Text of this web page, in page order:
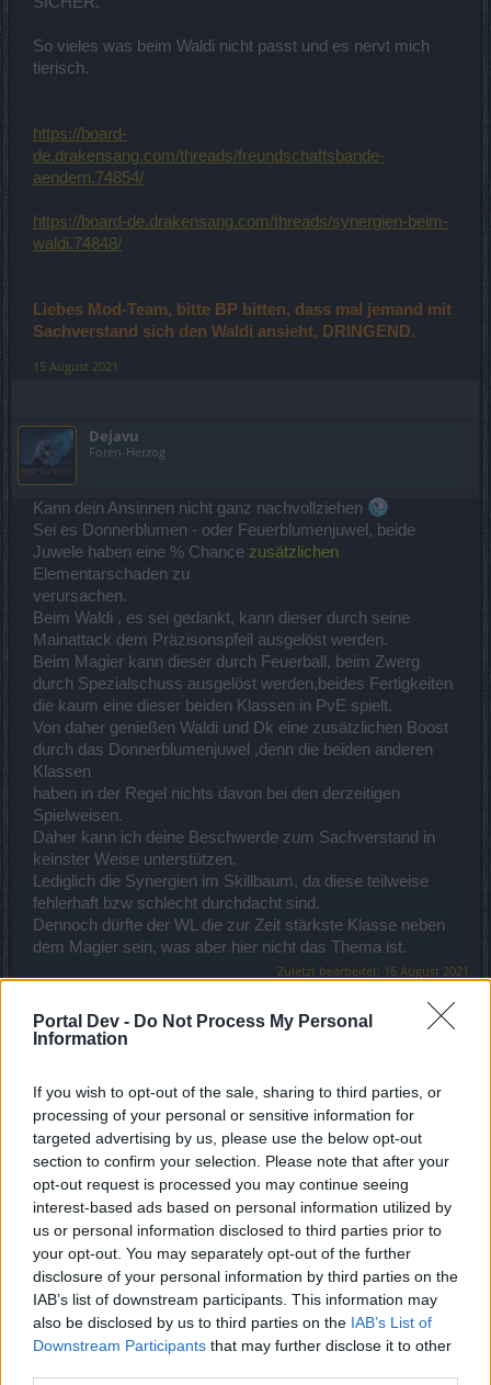
Portal Dev - Do Not Process My Personal
Information
If you wish to opt-out of the sale, sharing to third parties, or
processing of your personal or sensitive information for
targeted advertising by us, please use the below opt-out
section to confirm your selection. Please note that after your
opt-out request is processed you may continue seeing
interest-based ads based on personal information utilized by
us or personal information disclosed to third parties prior to
your opt-out. You may separately opt-out of the further
disclosure of your personal information by third parties on the
IAB’s list of downstream participants. This information may
also be disclosed by us to third parties on the IAB’s List of
Downstream Participants that may further disclose it to other
So vieles was beim Waldi nicht passt und es nervt mich
tierisch.
https://board-
de.drakensang.com/threads/freundschaftsbande-
aendern.74854/
https://board-de.drakensang.com/threads/synergien-beim-
waldi.74848/
Liebes Mod-Team, bitte BP bitten, dass mal jemand mit
Sachverstand sich den Waldi ansieht, DRINGEND.
15 August 2021
Dejavu
Foren-Herzog
Kann dein Ansinnen nicht ganz nachvollziehen
Sei es Donnerblumen - oder Feuerblumenjuwel, beide
Juwele haben eine % Chance zusätzlichen
Elementarschaden zu
verursachen.
Beim Waldi , es sei gedankt, kann dieser durch seine
Mainattack dem Präzisonspfeil ausgelöst werden.
Beim Magier kann dieser durch Feuerball, beim Zwerg
durch Spezialschuss ausgelöst werden,beides Fertigkeiten
die kaum eine dieser beiden Klassen in PvE spielt.
Von daher genießen Waldi und Dk eine zusätzlichen Boost
durch das Donnerblumenjuwel ,denn die beiden anderen
Klassen
haben in der Regel nichts davon bei den derzeitigen
Spielweisen.
Daher kann ich deine Beschwerde zum Sachverstand in
keinster Weise unterstützen.
Lediglich die Synergien im Skillbaum, da diese teilweise
fehlerhaft bzw schlecht durchdacht sind.
Dennoch dürfte der WL die zur Zeit stärkste Klasse neben
dem Magier sein, was aber hier nicht das Thema ist.
Zuletzt bearbeitet: 16 August 2021
FrecheZickeund ila42gefällt dies.
KolaKojak
Foren-Graf
Zitat von Dejavu:↑
Kann dein Ansinnen nicht ganz nachvollziehen
Ist dein Waldi denn noch dein Main-Char, oder was ist an
der Betrachtung nicht zu verstehen ?